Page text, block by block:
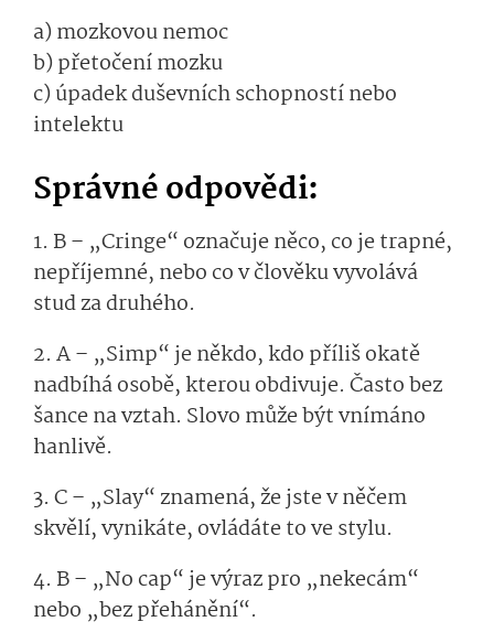
a) mozkovou nemoc
b) přetočení mozku
c) úpadek duševních schopností nebo
intelektu
Správné odpovědi:
1. B – „Cringe“ označuje něco, co je trapné,
nepříjemné, nebo co v člověku vyvolává
stud za druhého.
2. A – „Simp“ je někdo, kdo příliš okatě
nadbíhá osobě, kterou obdivuje. Často bez
šance na vztah. Slovo může být vnímáno
hanlivě.
3. C– „Slay“ znamená, že jste v něčem
skvělí, vynikáte, ovládáte to ve stylu.
4. B – „No cap“ je výraz pro „nekecám“
nebo „bez přehánění“.